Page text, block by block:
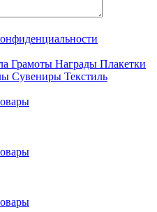
Грамоты Награды Плакетки
Сувениры Текстиль